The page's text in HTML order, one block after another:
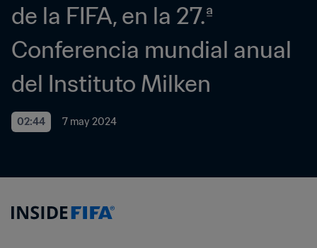
de la FIFA, en la 27.ª
Conferencia mundial anual
del Instituto Milken
02:44 7 may 2024